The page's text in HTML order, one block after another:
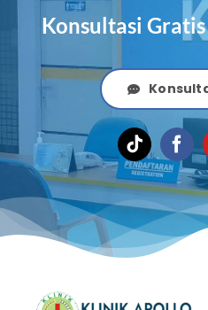
Konsultasi